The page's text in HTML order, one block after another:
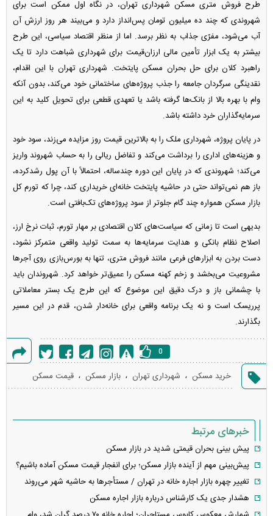
طرح فروش متری مسکن شهرداری تهران، در نگاه اول ممکن است برای
شهروندی که چند ده میلیون تومان پس‌انداز دارد و می‌بیند هر روز ارزش آن
آب می‌شود، مفرّی جذاب به نظر برسد. اما از منظر اقتصاد سیاسی، این طرح
بیشتر به یک ابزار تأمین مالی ارزان‌قیمت برای شهرداری شباهت دارد تا یک
راهبرد کلان برای حل بحران مسکن پایتخت. شهرداری تهران با این اقدام،
نقدینگی سرگردان جامعه را جذب پروژه‌های ساختمانی خود می‌کند، بدون آنکه
وام با بهره بالا از بانک‌ها گرفته باشد یا تعهدی قطعی برای تحویل کلید به این
سرمایه‌گذاران خرد داشته باشد.
در پایان پروژه، شهرداری ملک را به بالاترین قیمت روز مزایده می‌زند، سود خود
و هزینه‌های اداری را برداشت می‌کند و تفاضل ریالی را به حساب شهروند واریز
می‌کند؛ شهروندی که در پایان این دوره چندساله، احتمالاً با آن پول رشدکرده،
باز هم نمی‌تواند حتی در حاشیه پایتخت خانه‌ای خریداری کند، چرا که تورم کل
بازار مسکن همواره چند گام جلوتر از سود پروژه‌های تک‌بافتی است.
بدیهی است تا زمانی که سیاست‌های کلان اقتصادی بر مهار تورم، ثبات نرخ ارز،
اصلاح نظام بانکی و هدایت سرمایه‌ها به سمت تولید واقعی متمرکز نشود،
دست بردن به ابزار‌های فرعی مانند فروش متری، تنها به بورس‌بازی روی آجر‌ها
مشروعیت می‌بخشد و زخم کهنه مسکن را عمیق‌تر خواهد کرد. شهروندان باید
با چشمانی باز و درک دقیق این موضوع که این طرح یک بستر معاملاتی
پرریسک است و نه یک برنامه واقعی برای خانه‌دار شدن، قدم در این مسیر
بگذارند.
گزارش
خطا
0
خرید مسکن ، شهرداری تهران ، بازار مسکن ، قیمت مسکن
خبرهای مرتبط
پیش بینی بحران قیمتی شدید در بازار مسکن
پیش‌بینی مهم از آینده بازار مسکن؛ برای انفجار قیمت مسکن آماده باشیم؟
تغییر چهره بازار اجاره خانه در تهران / مستأجر‌ها به حاشیه شهر می‌روند
هشدار جدی یک کارشناس درباره بازار اجاره مسکن